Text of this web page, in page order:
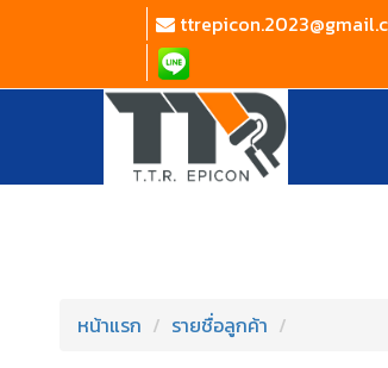
หน้าแรก รายชื่อลูกค้า